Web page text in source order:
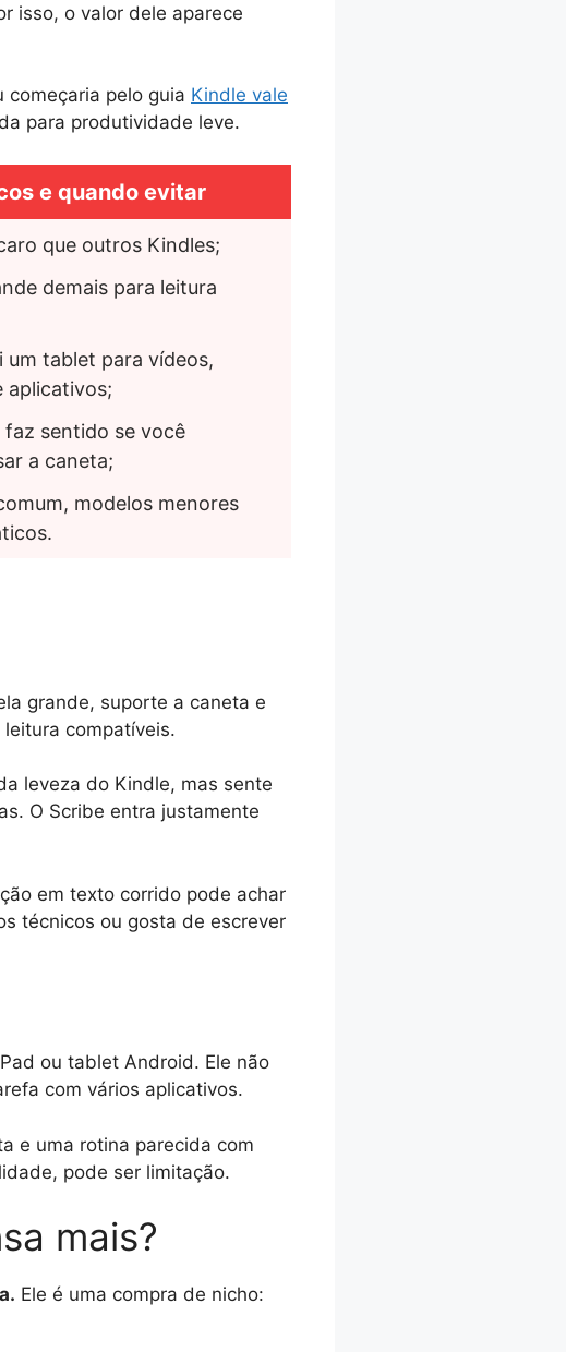
isso, o valor dele aparece
começaria pelo guia Kindle vale
para produtividade leve.
e quando evitar
que outros Kindles;
demais para leitura
um tablet para vídeos,
aplicativos;
faz sentido se você
a caneta;
modelos menores
grande, suporte a caneta e
compatíveis.
leveza do Kindle, mas sente
O Scribe entra justamente
em texto corrido pode achar
técnicos ou gosta de escrever
ou tablet Android. Ele não
com vários aplicativos.
e uma rotina parecida com
pode ser limitação.
mais?
Ele é uma compra de nicho: